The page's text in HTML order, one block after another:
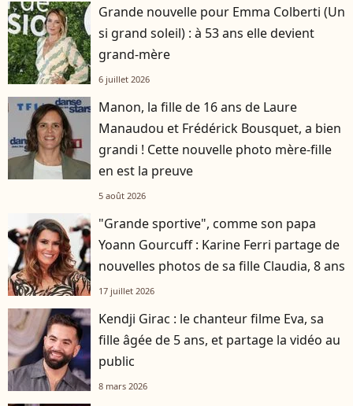
Grande nouvelle pour Emma Colberti (Un
si grand soleil) : à 53 ans elle devient
grand-mère
6 juillet 2026
Manon, la fille de 16 ans de Laure
Manaudou et Frédérick Bousquet, a bien
grandi ! Cette nouvelle photo mère-fille
en est la preuve
5 août 2026
"Grande sportive", comme son papa
Yoann Gourcuff : Karine Ferri partage de
nouvelles photos de sa fille Claudia, 8 ans
17 juillet 2026
Kendji Girac : le chanteur filme Eva, sa
fille âgée de 5 ans, et partage la vidéo au
public
8 mars 2026